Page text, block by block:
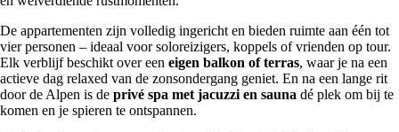
De appartementen zijn volledig ingericht en bieden ruimte aan één tot
vier personen – ideaal voor soloreizigers, koppels of vrienden op tour.
Elk verblijf beschikt over een eigen balkon of terras, waar je na een
actieve dag relaxed van de zonsondergang geniet. En na een lange rit
door de Alpen is de privé spa met jacuzzi en sauna dé plek om bij te
komen en je spieren te ontspannen.